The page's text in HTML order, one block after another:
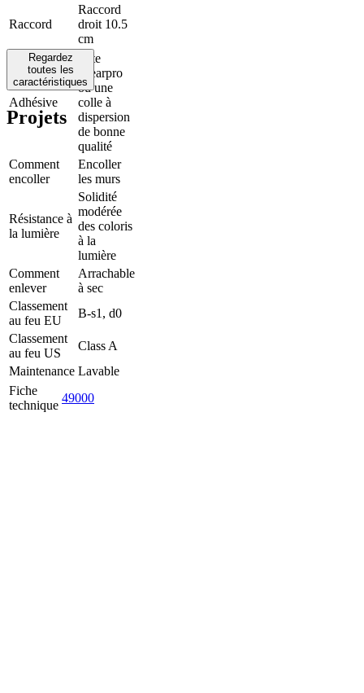
Raccord
Raccord
droit 10.5
cm
Adhésive
Arte
Clearpro
ou une
colle à
dispersion
de bonne
qualité
Comment
encoller
Encoller
les murs
Résistance à
la lumière
Solidité
modérée
des coloris
à la
lumière
Comment
enlever
Arrachable
à sec
Classement
au feu EU
B-s1, d0
Classement
au feu US
Class A
Maintenance Lavable
Fiche
technique
49000
Regardez
toutes les
caractéristiques
Projets